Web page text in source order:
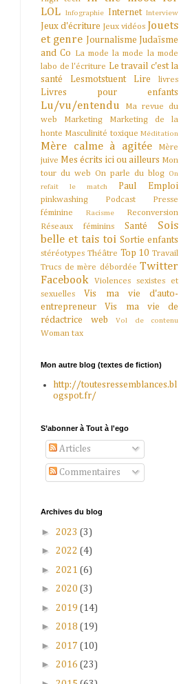
LOL
Infographie Internet Interview
Jeux d'écriture Jeux vidéos Jouets
et genre
Journalisme
Judaïsme
and Co
La mode la mode la mode
labo de l'écriture Le travail c'est la
santé
Lesmotstuent Lire livres
Livres pour enfants
Lu/vu/entendu
Ma revue du
web
Marketing
Marketing de la
honte Masculinité toxique Méditation
Mère calme à agitée
Mère
juive Mes écrits ici ou ailleurs Mon
tour du web On parle du blog
On
refait le match
Paul Emploi
pinkwashing Podcast
Presse
féminine
Racisme
Reconversion
Réseaux féminins
Santé
Sois
belle et tais toi Sortie enfants
stéréotypes Théâtre Top 10 Travail
Trucs de mère débordée Twitter
Facebook
Violences sexistes et
sexuelles
Vis ma vie d'auto-
entrepreneur
Vis ma vie de
rédactrice web
Vol de contenu
Woman tax
Mon autre blog (textes de fiction)
http://toutesressemblances.bl
ogspot.fr/
S’abonner à Tout à l'ego
Articles
Commentaires
Archives du blog
► 2023 (3)
► 2022 (4)
► 2021 (6)
► 2020 (3)
► 2019 (14)
► 2018 (19)
► 2017 (10)
► 2016 (23)